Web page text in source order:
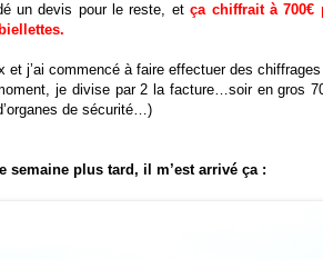
un devis pour le reste, etça chiffrait à 700€
et j’ai commencé à faire effectuer des
je divise par 2 la facture…soir en gros
de sécurité…)
semaine plus tard, il m’est arrivé ça :